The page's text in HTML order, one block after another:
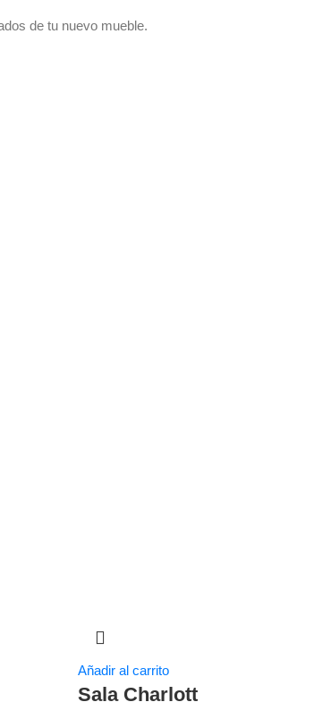
de tu nuevo mueble.
Añadir al carrito
Sala Charlott